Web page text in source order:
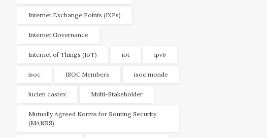
Internet Exchange Points (IXPs)
Internet Governance
Internet of Things (IoT) iot ipv6
isoc ISOC Members isoc monde
lucien castex Multi-Stakeholder
Mutually Agreed Norms for Routing Security
(MANRS)